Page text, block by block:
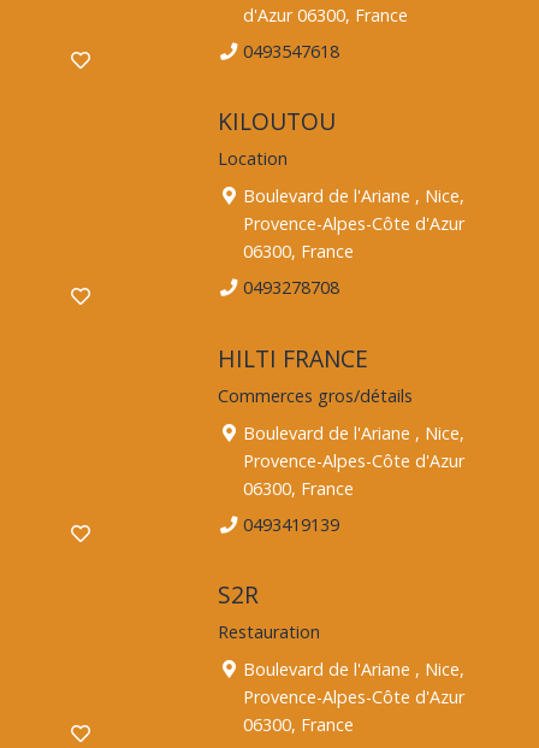
d'Azur 06300, France
0493547618
KILOUTOU
Location
Boulevard de l'Ariane , Nice,
Provence-Alpes-Côte d'Azur
06300, France
0493278708
HILTI FRANCE
Commerces gros/détails
Boulevard de l'Ariane , Nice,
Provence-Alpes-Côte d'Azur
06300, France
0493419139
S2R
Restauration
Boulevard de l'Ariane , Nice,
Provence-Alpes-Côte d'Azur
06300, France